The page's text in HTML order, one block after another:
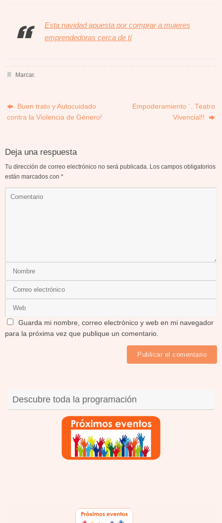
Esta navidad apuesta por comprar a mujeres
emprendedoras cerca de tí
Marcar.
Buen trato y Autocuidado
contra la Violencia de Género!
Empoderamiento ´. Teatro
Vivencial!!
Deja una respuesta
Tu dirección de correo electrónico no será publicada. Los campos obligatorios
están marcados con *
Guarda mi nombre, correo electrónico y web en mi navegador
para la próxima vez que publique un comentario.
Descubre toda la programación